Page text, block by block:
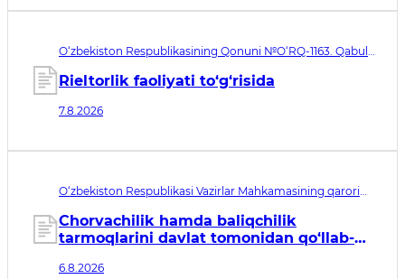
O‘zbekiston Respublikasining Qonuni №O‘RQ-1163. Qabul
Rieltorlik faoliyati to‘g‘risida
7.8.2026
O‘zbekiston Respublikasi Vazirlar Mahkamasining qarori
sanasi 07.08.2026
Chorvachilik hamda baliqchilik
tarmoqlarini davlat tomonidan qo‘llab-
tadbirlari to‘g‘risida
6.8.2026